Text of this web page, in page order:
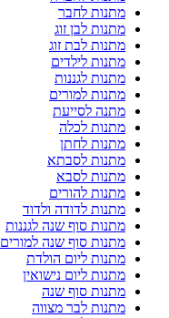
מתנות לחבר
מתנות לבן זוג
מתנות לבת זוג
מתנות לילדים
מתנות לגננות
מתנות למורים
מתנה לסייעת
מתנות לכלה
מתנות לחתן
מתנות לסבתא
מתנות לסבא
מתנות להורים
מתנות לדודה ולדוד
מתנות סוף שנה לגננות
מתנות סוף שנה למורים
מתנות ליום הולדת
מתנות ליום נישואין
מתנות סוף שנה
מתנות לבר מצווה